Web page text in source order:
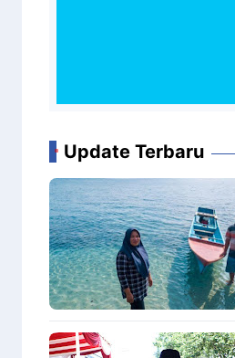
Update Terbaru